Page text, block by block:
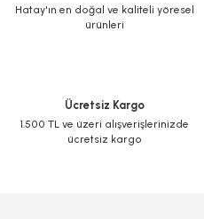
Hatay'ın en doğal ve kaliteli yöresel
ürünleri
Ücretsiz Kargo
1.500 TL ve üzeri alışverişlerinizde
ücretsiz kargo